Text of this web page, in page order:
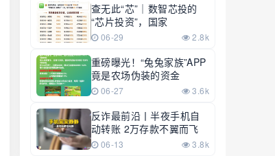
查无此“芯”｜数智芯投的
“芯片投资”，国家
06-29 2.8k
重磅曝光！“兔兔家族”APP
竟是农场伪装的资金
06-27 3.6k
反诈最前沿丨半夜手机自
动转账 2万存款不翼而飞
06-13 3.8k